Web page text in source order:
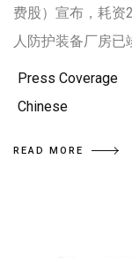
费股）宣布，耗资
人防护装备厂房已
Press Coverage
Chinese
READ MORE